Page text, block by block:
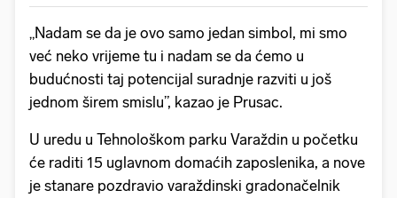
„Nadam se da je ovo samo jedan simbol, mi smo
već neko vrijeme tu i nadam se da ćemo u
budućnosti taj potencijal suradnje razviti u još
jednom širem smislu”, kazao je Prusac.
U uredu u Tehnološkom parku Varaždin u početku
će raditi 15 uglavnom domaćih zaposlenika, a nove
je stanare pozdravio varaždinski gradonačelnik